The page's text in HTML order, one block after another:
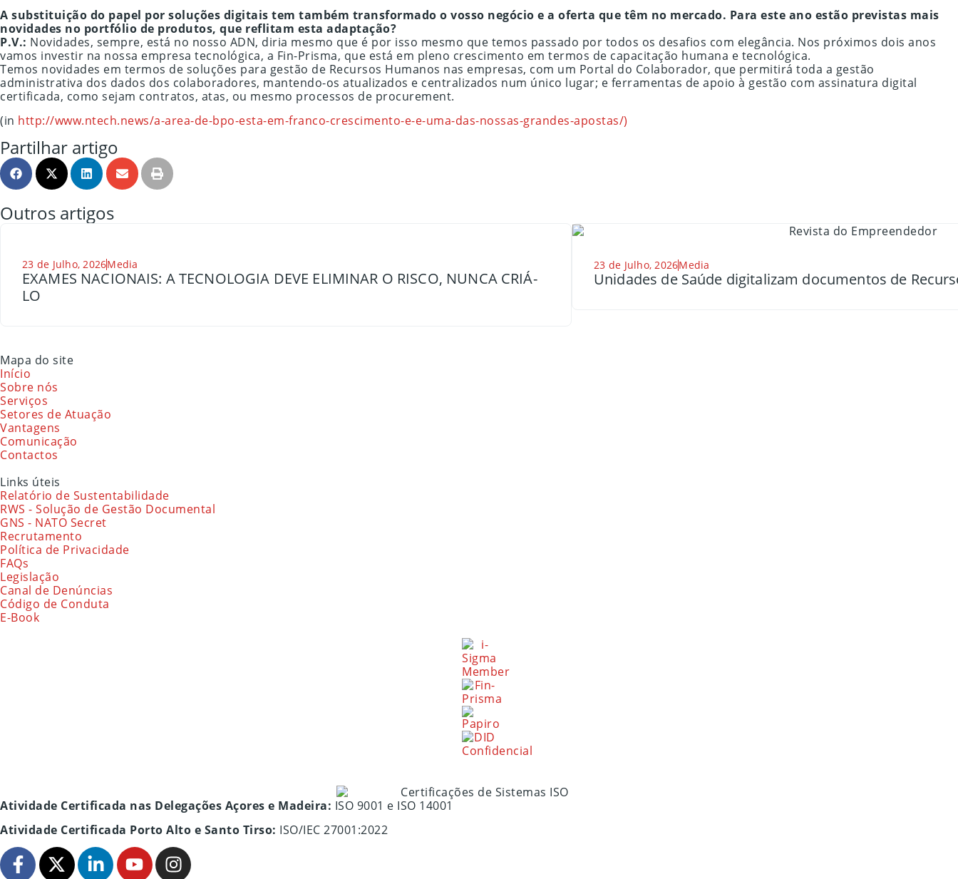
A substituição do papel por soluções digitais tem também transformado o vosso negócio e a oferta que têm no mercado. Para este ano estão previstas mais
novidades no portfólio de produtos, que reflitam esta adaptação?
P.V.: Novidades, sempre, está no nosso ADN, diria mesmo que é por isso mesmo que temos passado por todos os desafios com elegância. Nos próximos dois anos
vamos investir na nossa empresa tecnológica, a Fin-Prisma, que está em pleno crescimento em termos de capacitação humana e tecnológica.
Temos novidades em termos de soluções para gestão de Recursos Humanos nas empresas, com um Portal do Colaborador, que permitirá toda a gestão
administrativa dos dados dos colaboradores, mantendo-os atualizados e centralizados num único lugar; e ferramentas de apoio à gestão com assinatura digital
certificada, como sejam contratos, atas, ou mesmo processos de procurement.
(in http://www.ntech.news/a-area-de-bpo-esta-em-franco-crescimento-e-e-uma-das-nossas-grandes-apostas/)
Partilhar artigo
Outros artigos
23 de Julho, 2026Media
EXAMES NACIONAIS: A TECNOLOGIA DEVE ELIMINAR O RISCO, NUNCA CRIÁ-
LO
23 de Julho, 2026Media
Unidades de Saúde digitalizam documentos de
Mapa do site
Início
Sobre nós
Serviços
Setores de Atuação
Vantagens
Comunicação
Contactos
Links úteis
Relatório de Sustentabilidade
RWS - Solução de Gestão Documental
GNS - NATO Secret
Recrutamento
Política de Privacidade
FAQs
Legislação
Canal de Denúncias
Código de Conduta
E-Book
Atividade Certificada nas Delegações Açores e Madeira: ISO 9001 e ISO 14001
Atividade Certificada Porto Alto e Santo Tirso: ISO/IEC 27001:2022